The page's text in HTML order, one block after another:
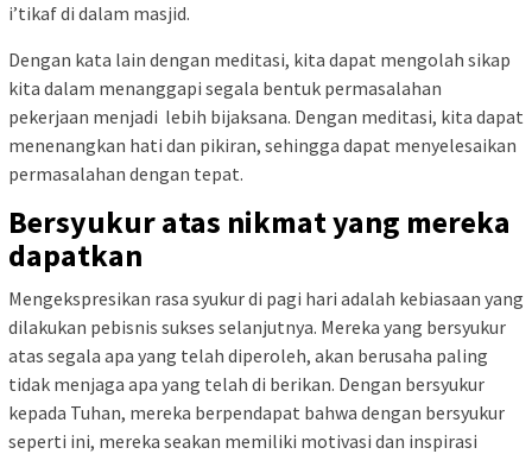
i’tikaf di dalam masjid.
Dengan kata lain dengan meditasi, kita dapat mengolah sikap
kita dalam menanggapi segala bentuk permasalahan
pekerjaan menjadi lebih bijaksana. Dengan meditasi, kita dapat
menenangkan hati dan pikiran, sehingga dapat menyelesaikan
permasalahan dengan tepat.
Bersyukur atas nikmat yang mereka
dapatkan
Mengekspresikan rasa syukur di pagi hari adalah kebiasaan yang
dilakukan pebisnis sukses selanjutnya. Mereka yang bersyukur
atas segala apa yang telah diperoleh, akan berusaha paling
tidak menjaga apa yang telah di berikan. Dengan bersyukur
kepada Tuhan, mereka berpendapat bahwa dengan bersyukur
seperti ini, mereka seakan memiliki motivasi dan inspirasi